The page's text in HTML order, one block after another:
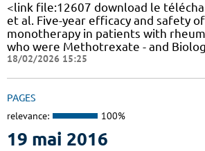
<link file:12607 download le
et al. Five-year efficacy and safety
monotherapy in patients with
who were Methotrexate - and
18/02/2026 15:25
PAGES
relevance: 100%
19 mai 2016